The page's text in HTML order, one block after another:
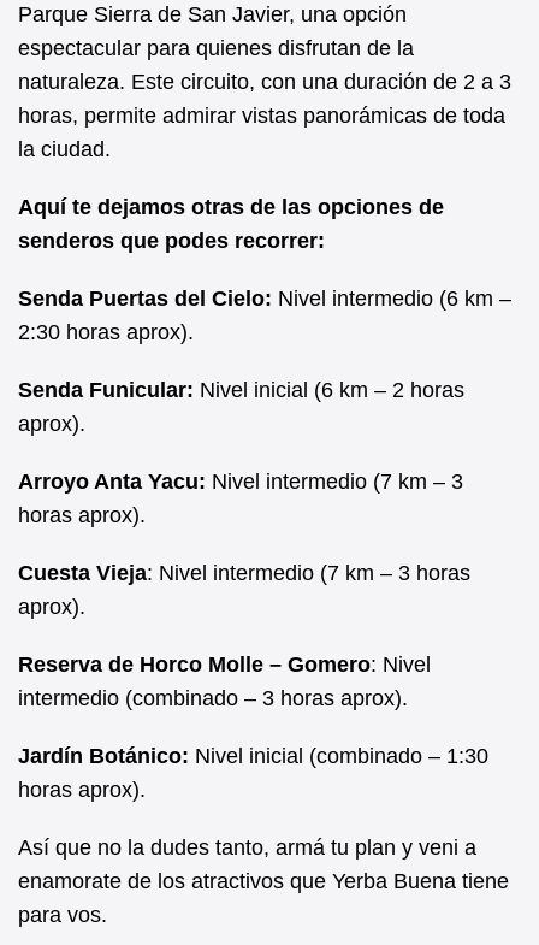
Parque Sierra de San Javier, una opción
espectacular para quienes disfrutan de la
naturaleza. Este circuito, con una duración de 2 a 3
horas, permite admirar vistas panorámicas de toda
la ciudad.
Aquí te dejamos otras de las opciones de
senderos que podes recorrer:
Senda Puertas del Cielo: Nivel intermedio (6 km –
2:30 horas aprox).
Senda Funicular: Nivel inicial (6 km – 2 horas
aprox).
Arroyo Anta Yacu: Nivel intermedio (7 km – 3
horas aprox).
Cuesta Vieja: Nivel intermedio (7 km – 3 horas
aprox).
Reserva de Horco Molle – Gomero: Nivel
intermedio (combinado – 3 horas aprox).
Jardín Botánico: Nivel inicial (combinado – 1:30
horas aprox).
Así que no la dudes tanto, armá tu plan y veni a
enamorate de los atractivos que Yerba Buena tiene
para vos.